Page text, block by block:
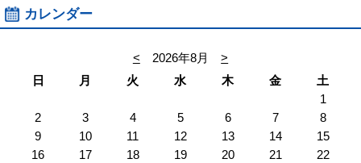
カレンダー
< 2026年8月
>
日
月 火 水 木 金
土
1
2
3 4 5 6 7
8
9
10 11 12 13 14
15
16
17 18 19 20 21
22